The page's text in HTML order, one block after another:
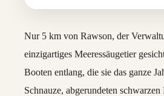
Nur 5 km von Rawson, der
einzigartiges Meeressäugetier
Booten entlang, die sie das ganze
Schnauze, abgerundeten